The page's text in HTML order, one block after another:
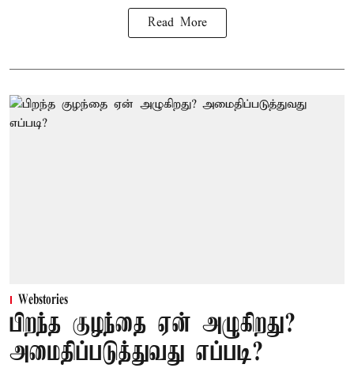
Read More
Webstories
பிறந்த குழந்தை ஏன் அழுகிறது?
அமைதிப்படுத்துவது எப்படி?